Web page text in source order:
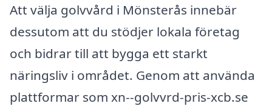
Att välja golvvård i Mönsterås innebär
dessutom att du stödjer lokala företag
och bidrar till att bygga ett starkt
näringsliv i området. Genom att använda
plattformar som xn--golvvrd-pris-xcb.se